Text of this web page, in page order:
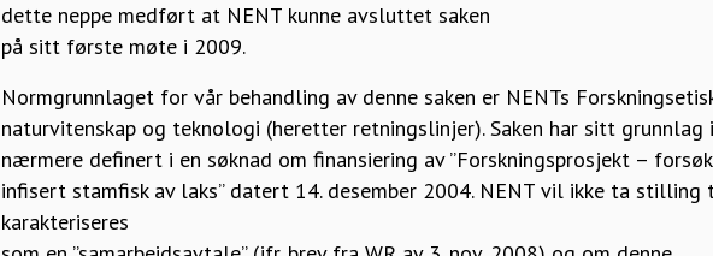
dette neppe medført at NENT kunne avsluttet saken
på sitt første møte i 2009.
Normgrunnlaget for vår behandling av denne saken er NENTs
naturvitenskap og teknologi (heretter retningslinjer). Saken har sitt
nærmere definert i en søknad om finansiering av ”Forskningsprosjekt –
infisert stamfisk av laks” datert 14. desember 2004. NENT vil ikke ta stilling
karakteriseres